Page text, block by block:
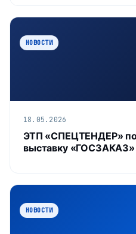
НОВОСТИ
18.05.2026
ЭТП «СПЕЦТЕНДЕР»
выставку «ГОСЗАКАЗ»
НОВОСТИ